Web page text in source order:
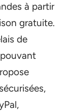
à partir
gratuite.
de